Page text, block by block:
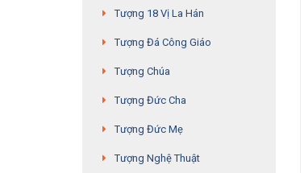
Tượng 18 Vị La Hán
Tượng Đá Công Giáo
Tượng Chúa
Tượng Đức Cha
Tượng Đức Mẹ
Tượng Nghệ Thuật